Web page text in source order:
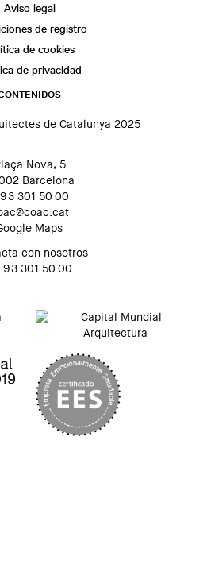
Aviso legal
de registro
de cookies
de privacidad
de Catalunya 2025
Nova, 5
Barcelona
301 50 00
Maps
con nosotros
93 301 50 00